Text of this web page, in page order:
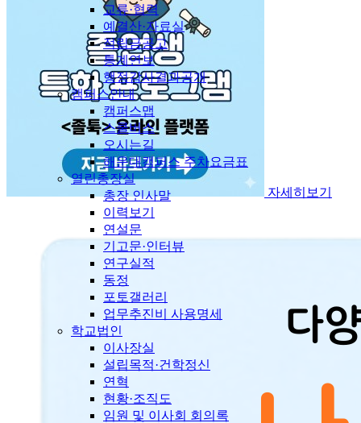
자세히보기
교류·협력
예결산·자료실
적립금공고
통계연보
행정감사결과공개
캠퍼스안내
캠퍼스맵
스쿨버스
오시는길
해운대캠퍼스 주차요금표
열린총장실
총장 인사말
이력보기
연설문
기고문·인터뷰
연구실적
동정
포토갤러리
업무추진비 사용명세
학교법인
이사장실
설립목적·건학정신
연혁
현황·조직도
임원 및 이사회 회의록